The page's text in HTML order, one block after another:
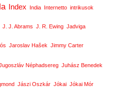
Index India Internetto intrikusok
J. J. Abrams J. R. Ewing Jadviga
Jaroslav Hašek Jimmy Carter
Néphadsereg Juhász Benedek
Jászi Oszkár Jókai Jókai Mór